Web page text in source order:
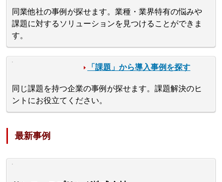
同業他社の事例が探せます。業種・業界特有の悩みや
課題に対するソリューションを見つけることができま
す。
「課題」から導入事例を探す
同じ課題を持つ企業の事例が探せます。課題解決のヒ
ントにお役立てください。
最新事例